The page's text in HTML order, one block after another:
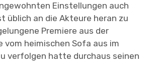
Einstellungen auch
üblich an die Akteure heran zu
Premiere aus der
vom heimischen Sofa aus im
verfolgen hatte durchaus seinen